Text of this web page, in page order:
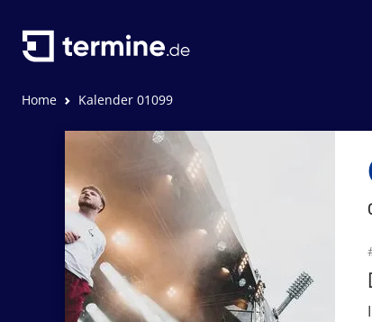
Home Kalender 01099